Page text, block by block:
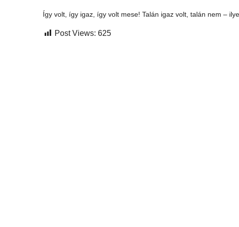
Így volt, így igaz, így volt mese! Talán igaz volt, talán nem –
Post Views: 625